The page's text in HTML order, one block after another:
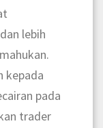
lebih
kepada
pada
trader